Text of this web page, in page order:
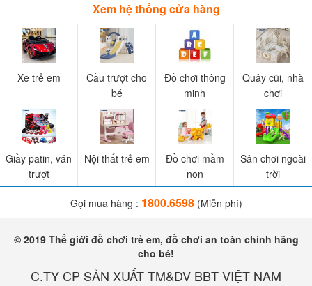
Lợi ích của xe máy điện trẻ em
Xe điện trẻ em nói chung và x e máy điện trẻ em
nói riêng đang là
món đồ chơi được rất nhiều bậc phụ huynh tin tưởng lựa chọn cho
bé yêu không chỉ vì thiết kế, màu sắc đẹp, nhiều tính năng xịn xò
mà còn vì những lợi ích tuyệt vời mà món đồ chơi này đem lại cho
Xem hệ thống cửa hàng
Xe trẻ em
Cầu trượt cho
bé
Đồ chơi thông
minh
Quây cũi, nhà
chơi
Giầy patin, ván
trượt
Nội thất trẻ em
Đồ chơi mầm
non
Sân chơi ngoài
trời
Gọi mua hàng : 1800.6598(Miễn phí)
© 2019 Thế giới đồ chơi trẻ em, đồ chơi an toàn chính hãng
cho bé!
C.TY CP SẢN XUẤT TM&DV BBT VIỆT NAM